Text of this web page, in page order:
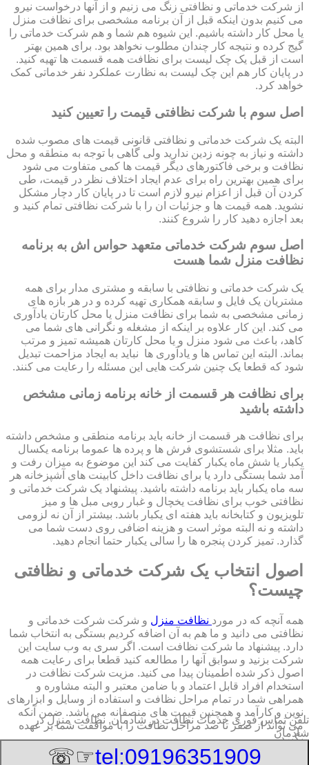
از شرکت خدماتی و نظافتی زنگ می زنیم و از آنها درخواست نیرو
می کنیم بدون اینکه قبل از آن برنامه مشخصی برای نظافت منزل
یا محل کار داشته باشیم. این شیوه هم شما و هم شرکت خدماتی را
گیج کرده و نتیجه کار چندان مطلوب نخواهد بود. برای همین بهتر
است از قبل یک چک لیست برای نظافت همه قسمت ها تهیه کنید.
در پایان کار هم این چک لیست به نظارت عملکرد نفر خدماتی کمک
خواهد کرد.
اصل سوم با شرکت نظافتی قیمت را تعیین کنید
البته یک شرکت خدماتی و نظافتی قانونی قیمت های مصوب شده
داشته و نیاز به چونه زدین ندارید ولی گاهی با توجه به منطقه و محل
نظافت و برخی فاکتورهای دیگر قیمت ها کمی متفاوت می شود
برای همین بهترین راه برای عدم ایجاد اختلاف نظر در قیمت، طی
کردن آن قبل از اعزام نیرو لازم است تا در پایان کار دچار مشکل
نشوید. همه قیمت ها و جزئیات ان را با شرکت نظافتی تمام کنید و
بعد اجازه دهید کار را شروع کنند.
اصل سوم شرکت خدماتی متعهد حواس اش به برنامه
نظافت منزل شما هست
یک شرکت خدماتی و نظافتی با سابقه و مشتری مدار برای همه
مشتریان یک فایل و سابقه همکاری تهیه کرده و در هر بازه های
زمانی مشخصی به شما برای نظافت منزل یا محل کارتان یادآوری
می کند. این کار علاوه بر اینکه از مشغله و نگرانی های شما می
کاهد، باعث می شود منزل و یا محل کارتان همیشه تمیز و مرتب
بماند. البته این تماس ها و یادآوری ها نباید به ایجاد مزاحمت تبدیل
شود که قطعا یک چنین شرکت هایی این مسئله را رعایت می کنند.
برای نظافت هر قسمت از خانه برنامه زمانی مشخص
داشته باشید
برای نظافت هر قسمت از خانه باید برنامه منطقی و مشخص داشته
باید. مثلا برای شستشوی فرش ها و پرده ها عموما برنامه یکسال
یکبار یا شش ماه یکبار کفایت می کند این موضوع به میزان رفت و
آمد شما بستگی دارد یا برای نظافت داخل کابینت های آشپزخانه هر
سه ماه یکبار باید برنامه داشته باشید. پیشنهاد یک شرکت خدماتی و
نظافتی خوب برای نظافت یخچال و غبار روبی مبل ها و میز
تلویزیون و کتابخانه باید هفته ای یکبار باشد. بیشتر از آن نه لزومی
داشته و نه البته موثر است و هزینه اضافی روی دست شما می
گذارد. تمیز کردن پنجره ها را سالی یکبار حتما انجام دهید.
اصول انتخاب یک شرکت خدماتی و نظافتی
چیست؟
همه آنچه که در مورد نظافت منزل و شرکت شرکت خدماتی و
نظافتی می دانید و ما هم به آن اضافه کردیم بستگی به انتخاب شما
دارد. پیشنهاد ما شرکت نظافت است. اگر سری به وب سایت این
شرکت بزنید و سوابق آنها را مطالعه کنید قطعا برای رعایت همه
اصول ذکر شده اطمینان پیدا می کنید. مزیت شرکت نظافت در
استخدام افراد قابل اعتماد و با ضامن معتبر و البته مشاوره و
همراهی شما در تمام مراحل نظافت و استفاده از وسایل و ابزارهای
نوین و کارآمد و همچنین قیمت های منصفانه می باشد. ضمن آنکه
می تواند از صفر تا صد مراحل نظافت را با موافقت شما بر عهده
بگیرد.
8/8/2026 7:43:10 PM
تلفن تماس فوریخدمات نظافت در شادمان, نظافت منزل در
شادمان
tel:09196351909
☞☏